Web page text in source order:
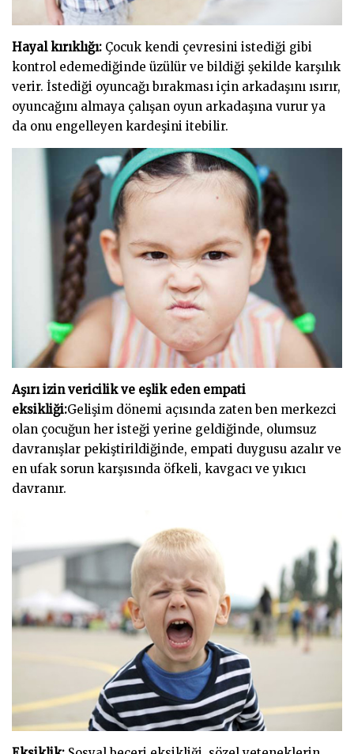
Hayal kırıklığı: Çocuk kendi çevresini istediği gibi
kontrol edemediğinde üzülür ve bildiği şekilde karşılık
verir. İstediği oyuncağı bırakması için arkadaşını ısırır,
oyuncağını almaya çalışan oyun arkadaşına vurur ya
da onu engelleyen kardeşini itebilir.
Aşırı izin vericilik ve eşlik eden empati
eksikliği:Gelişim dönemi açısında zaten ben merkezci
olan çocuğun her isteği yerine geldiğinde, olumsuz
davranışlar pekiştirildiğinde, empati duygusu azalır ve
en ufak sorun karşısında öfkeli, kavgacı ve yıkıcı
davranır.